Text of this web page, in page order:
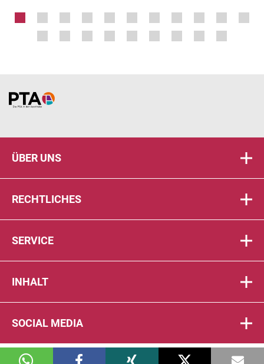
Home
ÜBER UNS
RECHTLICHES
SERVICE
INHALT
SOCIAL MEDIA
© 2026 DIE PTA IN DER APOTHEKE